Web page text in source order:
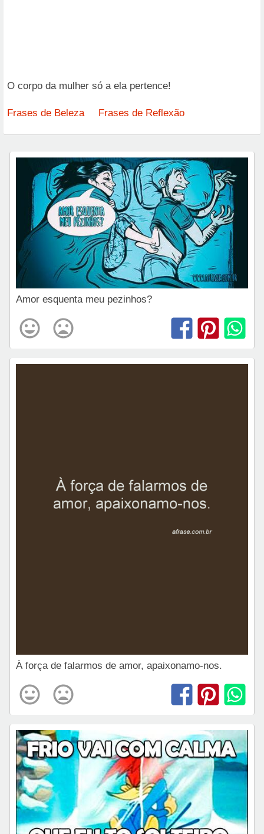
O corpo da mulher só a ela pertence!
Frases de Beleza Frases de Reflexão
Amor esquenta meu pezinhos?
À força de falarmos de amor, apaixonamo-nos.